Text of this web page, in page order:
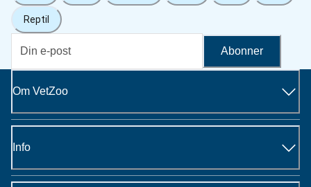
Reptil
Abonner
Om VetZoo
Info